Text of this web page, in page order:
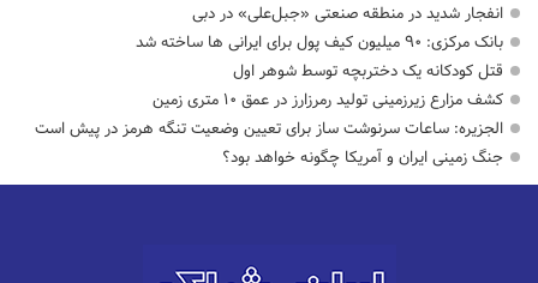
انفجار شدید در منطقه صنعتی «جبل‌علی» در دبی
بانک مرکزی: ۹۰ میلیون کیف پول برای ایرانی ها ساخته شد
قتل کودکانه یک دختربچه توسط شوهر اول
کشف مزارع زیرزمینی تولید رمرزارز در عمق ۱۰ متری زمین
الجزیره: ساعات سرنوشت ساز برای تعیین وضعیت تنگه هرمز در پیش است
جنگ زمینی ایران و آمریکا چگونه خواهد بود؟